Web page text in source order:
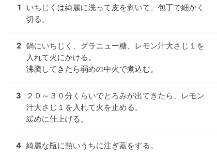
1
いちじくは綺麗に洗って皮を剥いて、包丁で細かく
切る。
2 鍋にいちじく、グラニュー糖、レモン汁大さじ１を
入れて火にかける。
沸騰してきたら弱めの中火で煮込む。
3
２０～３０分くらいでとろみが出てきたら、レモン
汁大さじ１を入れて火を止める。
緩めに仕上げる。
4 綺麗な瓶に熱いうちに注ぎ蓋をする。